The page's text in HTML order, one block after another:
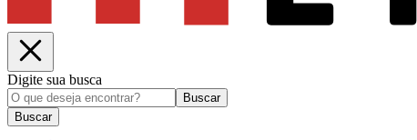
Digite sua busca
Buscar
Buscar